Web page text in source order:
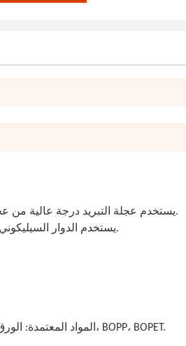
1يستخدم عجلة التبريد درجة عالية من عجلة الانتهاء ، والتي يمكن أن تقضي على الفقاعات التي تنتج أثناء عملية التجمع.
2يستخدم الدوار السيليكوني ودوار التبريد بنية تبريد من نوع المسمار، لجعل التبريد سريعًا والطلاء بسهولة.
2المواد المعتمدة: الورق (30-425 غرام/م2) ، الألياف النسيجية، النسيج غير المنسوج، الشبكة الخيطية، BOPP، BOPET.